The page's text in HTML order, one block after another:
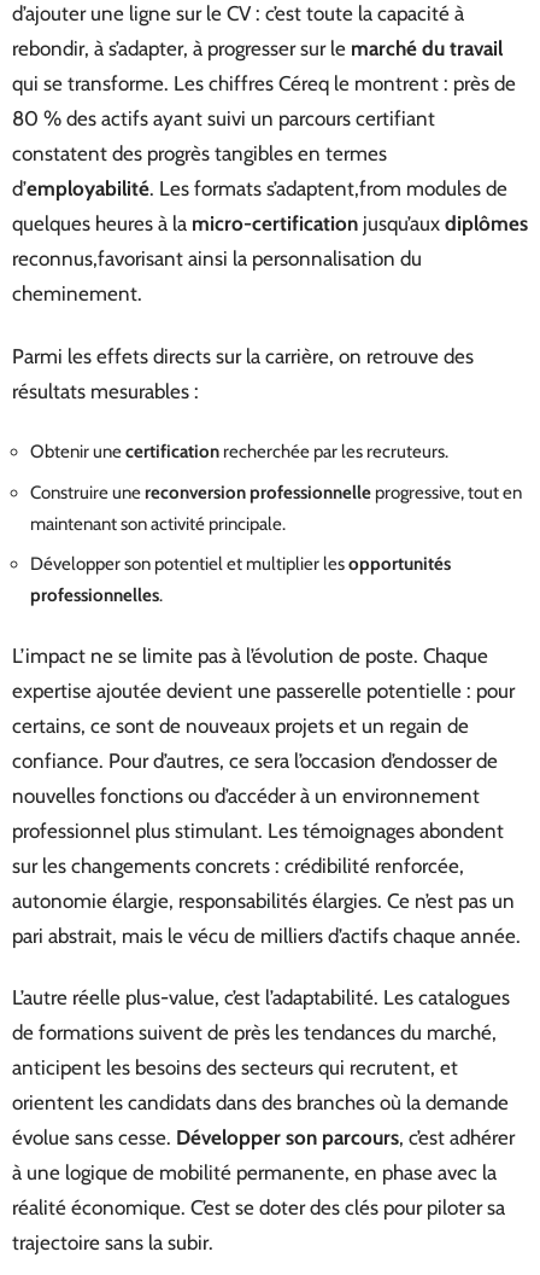
d’ajouter une ligne sur le CV : c’est toute la capacité à
rebondir, à s’adapter, à progresser sur le marché du travail
qui se transforme. Les chiffres Céreq le montrent : près de
80 % des actifs ayant suivi un parcours certifiant
constatent des progrès tangibles en termes
d’employabilité. Les formats s’adaptent,from modules de
quelques heures à la micro-certification jusqu’aux diplômes
reconnus,favorisant ainsi la personnalisation du
cheminement.
Parmi les effets directs sur la carrière, on retrouve des
résultats mesurables :
Obtenir unecertification recherchée par les recruteurs.
Construire unereconversion professionnelle progressive, tout en
maintenant son activité principale.
Développer son potentiel et multiplier lesopportunités
professionnelles.
L’impact ne se limite pas à l’évolution de poste. Chaque
expertise ajoutée devient une passerelle potentielle : pour
certains, ce sont de nouveaux projets et un regain de
confiance. Pour d’autres, ce sera l’occasion d’endosser de
nouvelles fonctions ou d’accéder à un environnement
professionnel plus stimulant. Les témoignages abondent
sur les changements concrets : crédibilité renforcée,
autonomie élargie, responsabilités élargies. Ce n’est pas un
pari abstrait, mais le vécu de milliers d’actifs chaque année.
L’autre réelle plus-value, c’est l’adaptabilité. Les catalogues
de formations suivent de près les tendances du marché,
anticipent les besoins des secteurs qui recrutent, et
orientent les candidats dans des branches où la demande
évolue sans cesse. Développer son parcours, c’est adhérer
à une logique de mobilité permanente, en phase avec la
réalité économique. C’est se doter des clés pour piloter sa
trajectoire sans la subir.